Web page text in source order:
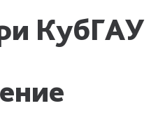
КубГАУ